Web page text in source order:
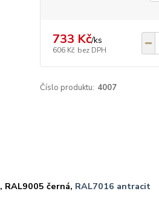
733 Kč/ks
606 Kč bez DPH
Číslo produktu: 4007
, RAL9005 černá, RAL7016 antracit